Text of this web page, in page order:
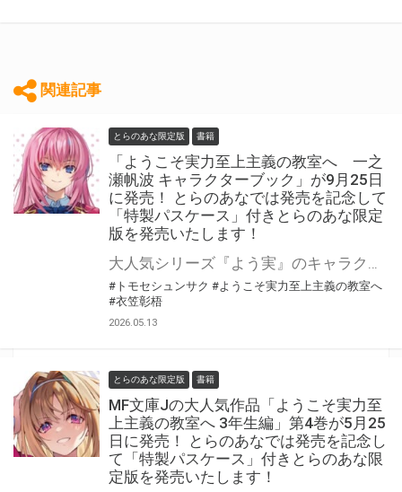
関連記事
とらのあな限定版 書籍
「ようこそ実力至上主義の教室へ 一之
瀬帆波 キャラクターブック」が9月25日
に発売！ とらのあなでは発売を記念して
「特製パスケース」付きとらのあな限定
版を発売いたします！
#トモセシュンサク #ようこそ実力至上主義の教室へ
#衣笠彰梧
2026.05.13
とらのあな限定版 書籍
MF文庫Jの大人気作品「ようこそ実力至
上主義の教室へ 3年生編」第4巻が5月25
日に発売！ とらのあなでは発売を記念し
て「特製パスケース」付きとらのあな限
定版を発売いたします！